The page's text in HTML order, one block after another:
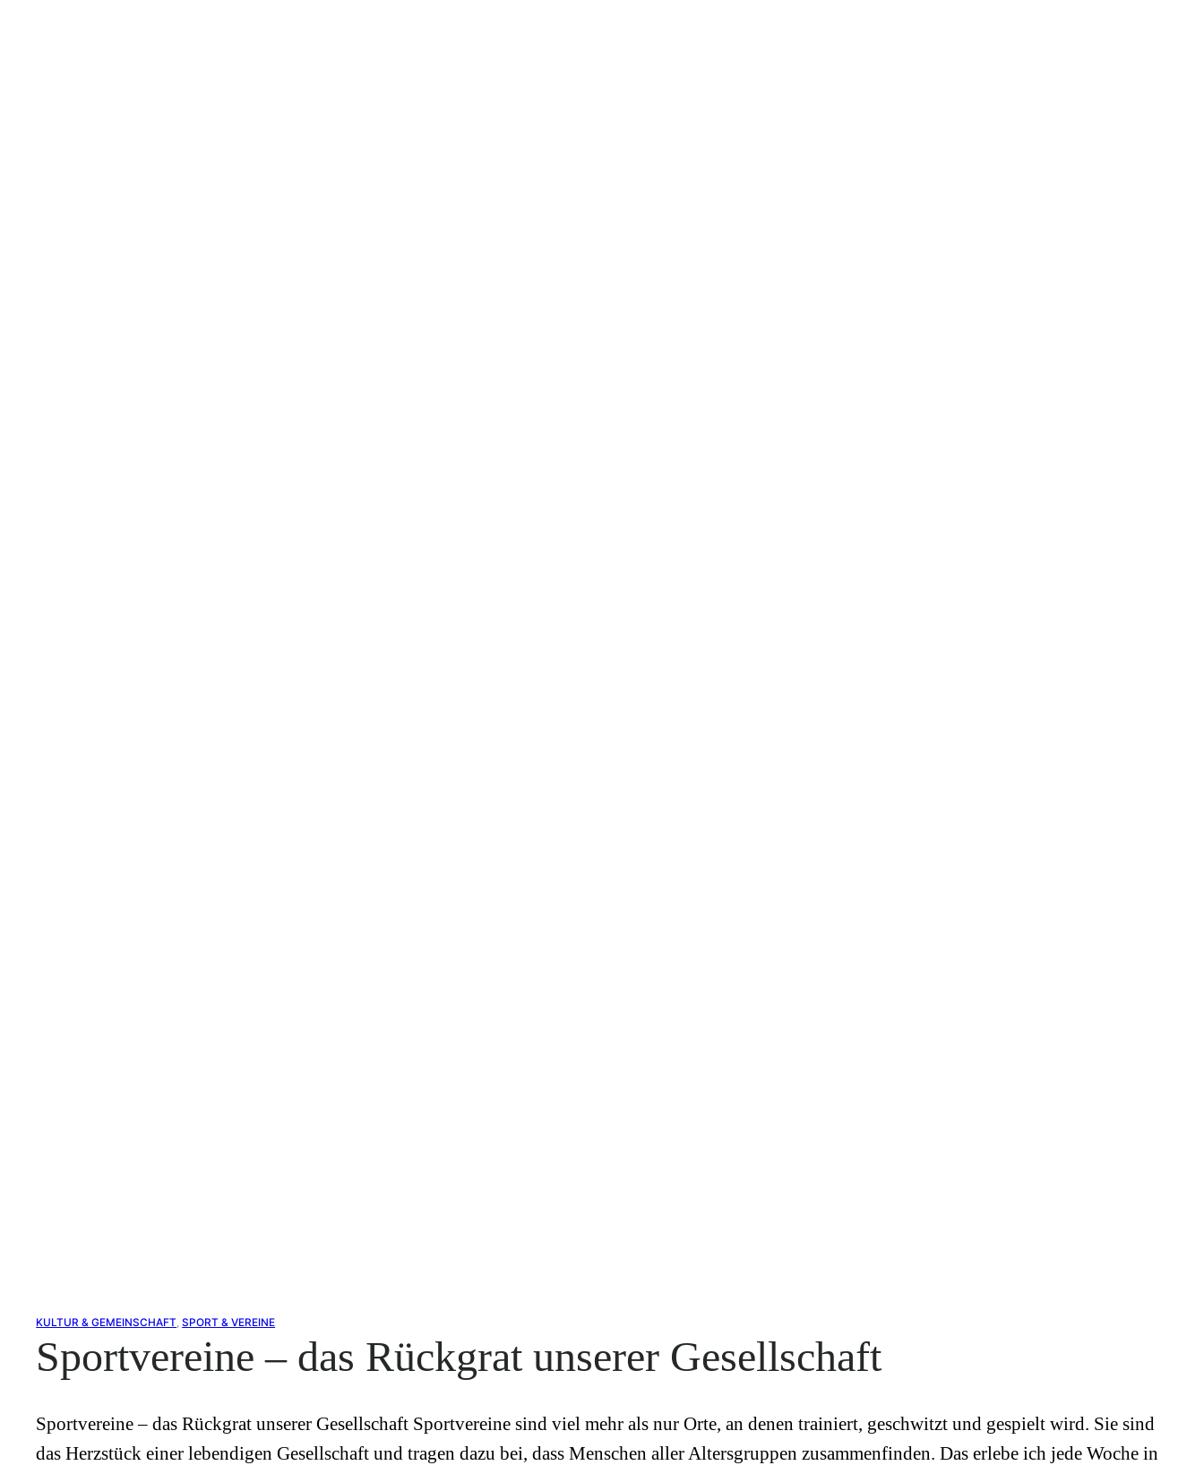
KULTUR & GEMEINSCHAFT, SPORT & VEREINE
Sportvereine – das Rückgrat unserer Gesellschaft
Sportvereine – das Rückgrat unserer Gesellschaft Sportvereine sind viel mehr als nur Orte, an denen trainiert, geschwitzt und gespielt wird. Sie sind
das Herzstück einer lebendigen Gesellschaft und tragen dazu bei, dass Menschen aller Altersgruppen zusammenfinden. Das erlebe ich jede Woche in